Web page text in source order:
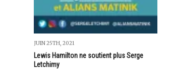
JUIN 25TH, 2021
Lewis Hamilton ne soutient plus Serge
Letchimy